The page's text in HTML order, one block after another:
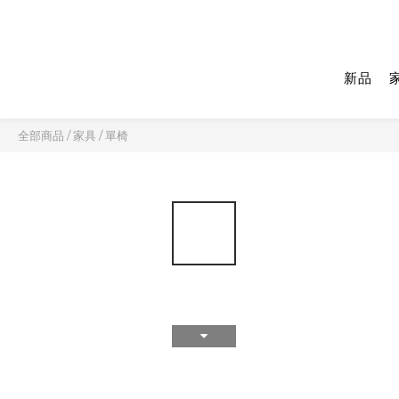
新品
全部商品 /家具 /單椅